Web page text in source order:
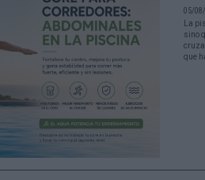
05/08/
La
sino
que